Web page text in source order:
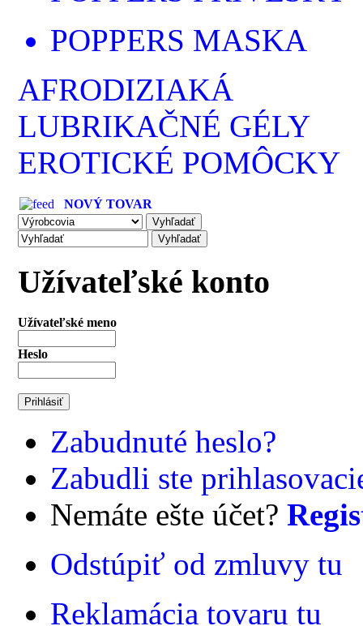
POPPERS MASKA
AFRODIZIAKÁ
LUBRIKAČNÉ GÉLY
EROTICKÉ POMÔCKY
NOVÝ TOVAR
Užívateľské konto
Užívateľské meno
Heslo
Zabudnuté heslo?
Zabudli ste
Nemáte ešte účet?
Odstúpiť od zmluvy tu
Reklamácia tovaru tu